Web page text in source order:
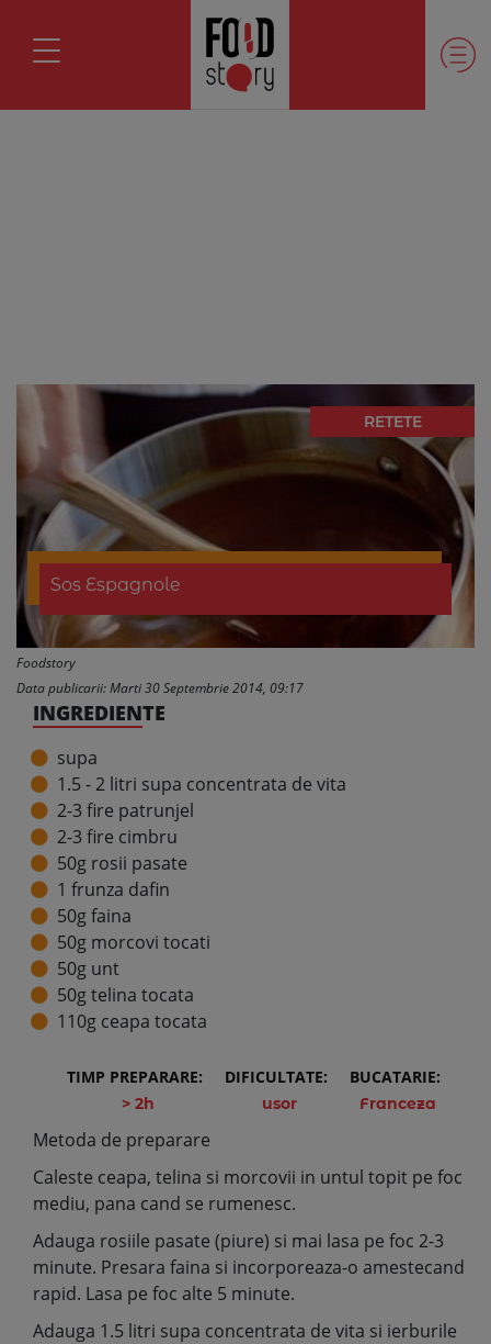
RETETE
Sos Espagnole
Foodstory
Data publicarii: Marti 30 Septembrie 2014, 09:17
TIMP PREPARARE:
> 2h
DIFICULTATE:
usor
BUCATARIE:
Franceza
Metoda de preparare
Caleste ceapa, telina si morcovii in untul topit pe foc
mediu, pana cand se rumenesc.
Adauga rosiile pasate (piure) si mai lasa pe foc 2-3
minute. Presara faina si incorporeaza-o amestecand
rapid. Lasa pe foc alte 5 minute.
Adauga 1.5 litri supa concentrata de vita si ierburile
INGREDIENTE
supa
1.5 - 2 litri supa concentrata de vita
2-3 fire patrunjel
2-3 fire cimbru
50g rosii pasate
1 frunza dafin
50g faina
50g morcovi tocati
50g unt
50g telina tocata
110g ceapa tocata